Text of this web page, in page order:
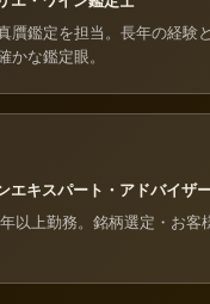
贋鑑定を担当。長年の経験
かな鑑定眼。
エキスパート・アドバイザ
以上勤務。銘柄選定・お客